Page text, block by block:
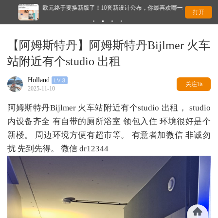
欧元终于要换新版了！10套新设计公布，你最喜欢哪一款？ 永
打开
【阿姆斯特丹】阿姆斯特丹Bijlmer 火车
站附近有个studio 出租
Holland
2025-11-10
关注Ta
阿姆斯特丹Bijlmer 火车站附近有个studio 出租， studio
内设备齐全 有自带的厕所浴室 领包入住 环境很好是个
新楼。 周边环境方便有超市等。 有意者加微信 非诚勿
扰 先到先得。 微信 dr12344